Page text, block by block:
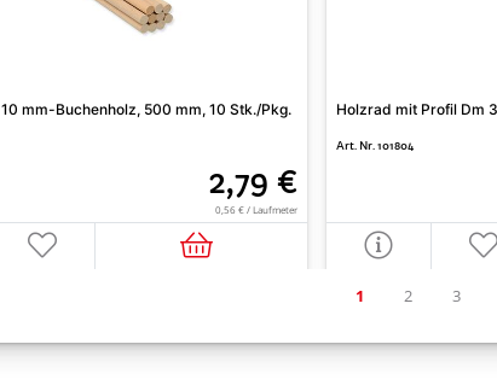
mm-Buchenholz, 500 mm, 10 Stk./Pkg.
2,79 €
0,56 € / Laufmeter
Holzrad mit Profil Dm
Art. Nr. 101804